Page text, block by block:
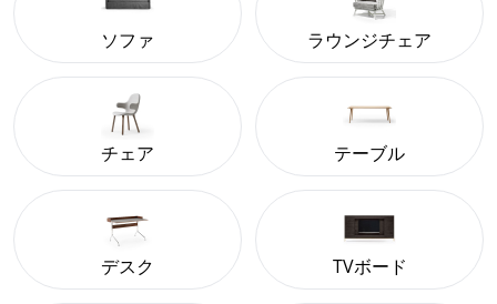
ソファ ラウンジチェア
チェア テーブル
デスク TVボード